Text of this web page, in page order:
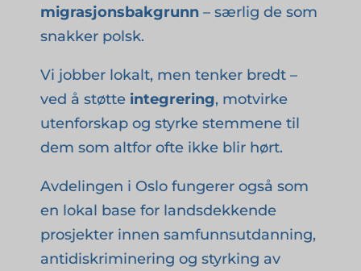
migrasjonsbakgrunn – særlig de som
snakker polsk.
Vi jobber lokalt, men tenker bredt –
ved å støtte integrering, motvirke
utenforskap og styrke stemmene til
dem som altfor ofte ikke blir hørt.
Avdelingen i Oslo fungerer også som
en lokal base for landsdekkende
prosjekter innen samfunnsutdanning,
antidiskriminering og styrking av